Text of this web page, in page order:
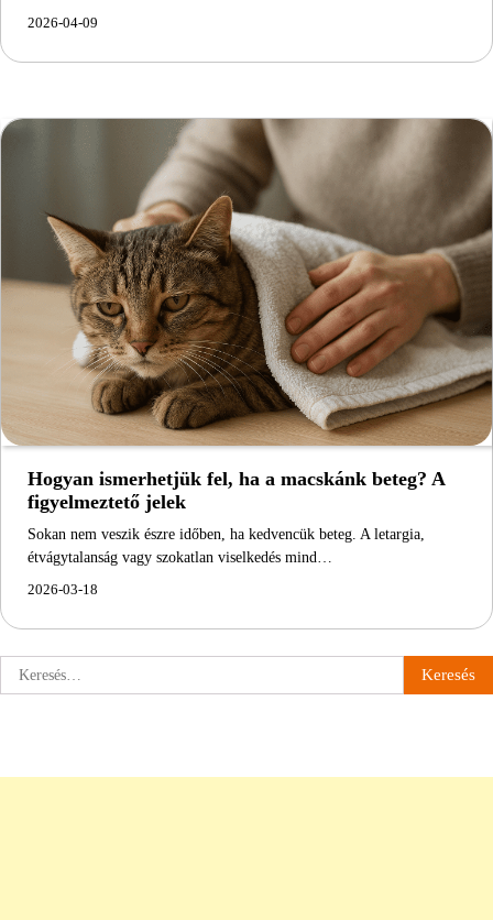
2026-04-09
Hogyan ismerhetjük fel, ha a macskánk beteg? A
figyelmeztető jelek
Sokan nem veszik észre időben, ha kedvencük beteg. A letargia,
étvágytalanság vagy szokatlan viselkedés mind…
2026-03-18
Keresés: